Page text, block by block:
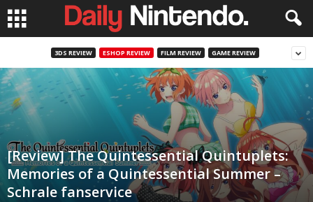
3DS REVIEW ESHOP REVIEW FILM REVIEW GAME REVIEW
[Review] The Quintessential Quintuplets:
Memories of a Quintessential Summer –
Schrale fanservice